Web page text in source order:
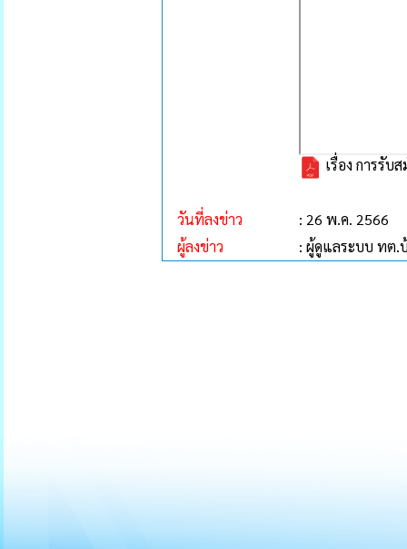
เรื่อง การรับ
วันที่ลงข่าว
: 26 พ.ค. 2566
ผู้ลงข่าว
: ผู้ดูแลระบบ ทต.